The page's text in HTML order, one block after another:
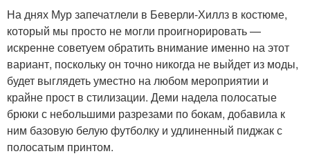
На днях Мур запечатлели в Беверли-Хиллз в костюме,
который мы просто не могли проигнорировать —
искренне советуем обратить внимание именно на этот
вариант, поскольку он точно никогда не выйдет из моды,
будет выглядеть уместно на любом мероприятии и
крайне прост в стилизации. Деми надела полосатые
брюки с небольшими разрезами по бокам, добавила к
ним базовую белую футболку и удлиненный пиджак с
полосатым принтом.